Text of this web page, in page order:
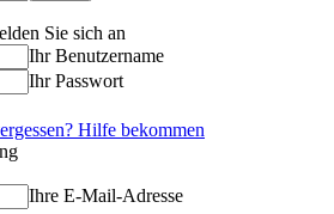
Sie sich an
Ihr Benutzername
Ihr Passwort
Hilfe bekommen
Ihre E-Mail-Adresse